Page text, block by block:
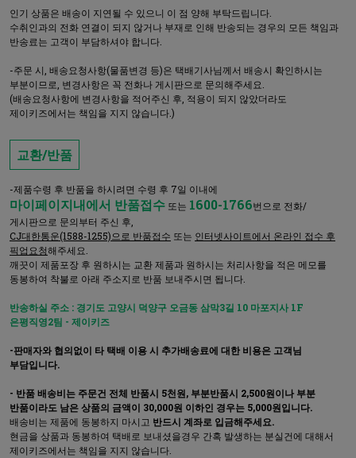
인기 상품은 배송이 지연될 수 있으니 이 점 양해 부탁드립니다.
수취인과의 전화 연결이 되지 않거나 부재로 인해 반송되는 경우의 모든 책임과
반송료는 고객이 부담하셔야 합니다.
-주문 시, 배송요청사항(물품변경 등)은 택배기사님께서 배송시 확인하시는
부분이므로, 변경사항은 꼭 전화나 게시판으로 문의해주세요.
(배송요청사항에 변경사항을 적어주신 후, 적용이 되지 않았더라도
제이키즈에서는 책임을 지지 않습니다.)
교환/반품
-제품수령 후 반품을 하시려면 수령 후 7일 이내에
마이페이지내에서 반품접수 또는 1600-1766번으로 전화/
게시판으로 문의부터 주신 후,
CJ대한통운(1588-1255)으로 반품접수 또는 인터넷사이트에서 온라인 접수 후
픽업요청해주세요.
깨끗이 제품포장 후 원하시는 교환 제품과 원하시는 처리사항을 적은 메모를
동봉하여 착불로 아래 주소지로 반품 보내주시면 됩니다.
반송하실 주소 : 경기도 고양시 덕양구 오금동 삼막3길 10 마포지사 1F
은평직영2팀 - 제이키즈
-판매자와 협의없이 타 택배 이용 시 추가배송료에 대한 비용은 고객님
부담입니다.
- 반품 배송비는 주문건 전체 반품시 5천원, 부분반품시 2,500원이나 부분
반품이라도 남은 상품의 금액이 30,000원 이하인 경우는 5,000원입니다.
배송비는 제품에 동봉하지 마시고 반드시 계좌로 입금해주세요.
현금을 상품과 동봉하여 택배로 보내셨을경우 간혹 발생하는 분실건에 대해서
제이키즈에서는 책임을 지지 않습니다.